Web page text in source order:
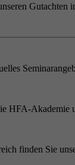
Gutachten
HFA-Akademie
finden Sie